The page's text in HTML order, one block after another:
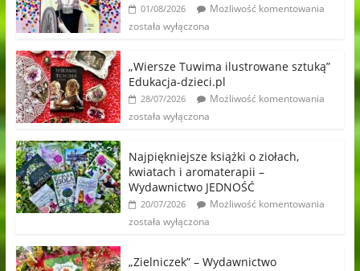
01/08/2026
Możliwość komentowania
została wyłączona
„Wiersze Tuwima ilustrowane sztuką”
Edukacja-dzieci.pl
28/07/2026
Możliwość komentowania
została wyłączona
Najpiękniejsze książki o ziołach,
kwiatach i aromaterapii –
Wydawnictwo JEDNOŚĆ
20/07/2026
Możliwość komentowania
została wyłączona
„Zielniczek” – Wydawnictwo